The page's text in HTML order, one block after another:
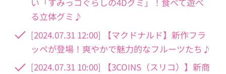
る立体グミ♪
[2024.07.31 12:00] 【マクドナルド】新作フラ
ッペが登場！爽やかで魅力的なフルーツたち♪
[2024.07.31 10:00] 【3COINS（スリコ）】新商